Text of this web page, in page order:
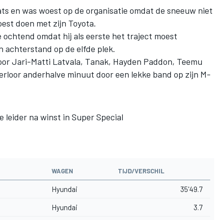
en was woest op de organisatie omdat de sneeuw niet
doen met zijn Toyota.
ochtend omdat hij als eerste het traject moest
achterstand op de elfde plek.
Jari-Matti Latvala, Tanak, Hayden Paddon, Teemu
anderhalve minuut door een lekke band op zijn M-
leider na winst in Super Special
WAGEN TIJD/VERSCHIL
Hyundai 35'49.7
Hyundai 3.7